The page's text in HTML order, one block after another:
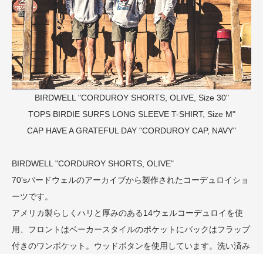
BIRDWELL "CORDUROY SHORTS, OLIVE, Size 30"
TOPS BIRDIE SURFS LONG SLEEVE T-SHIRT, Size M"
CAP HAVE A GRATEFUL DAY "CORDUROY CAP, NAVY"
BIRDWELL "CORDUROY SHORTS, OLIVE"
70’sバードウェルのアーカイブから製作されたコーデュロイショ
ーツです。
アメリカ製らしくハリと厚みのある14ウェルコーデュロイを使
用、フロントはベーカースタイルのポケットにバックはフラップ
付きのワンポケット。ウッドボタンを使用しています。洗い済み